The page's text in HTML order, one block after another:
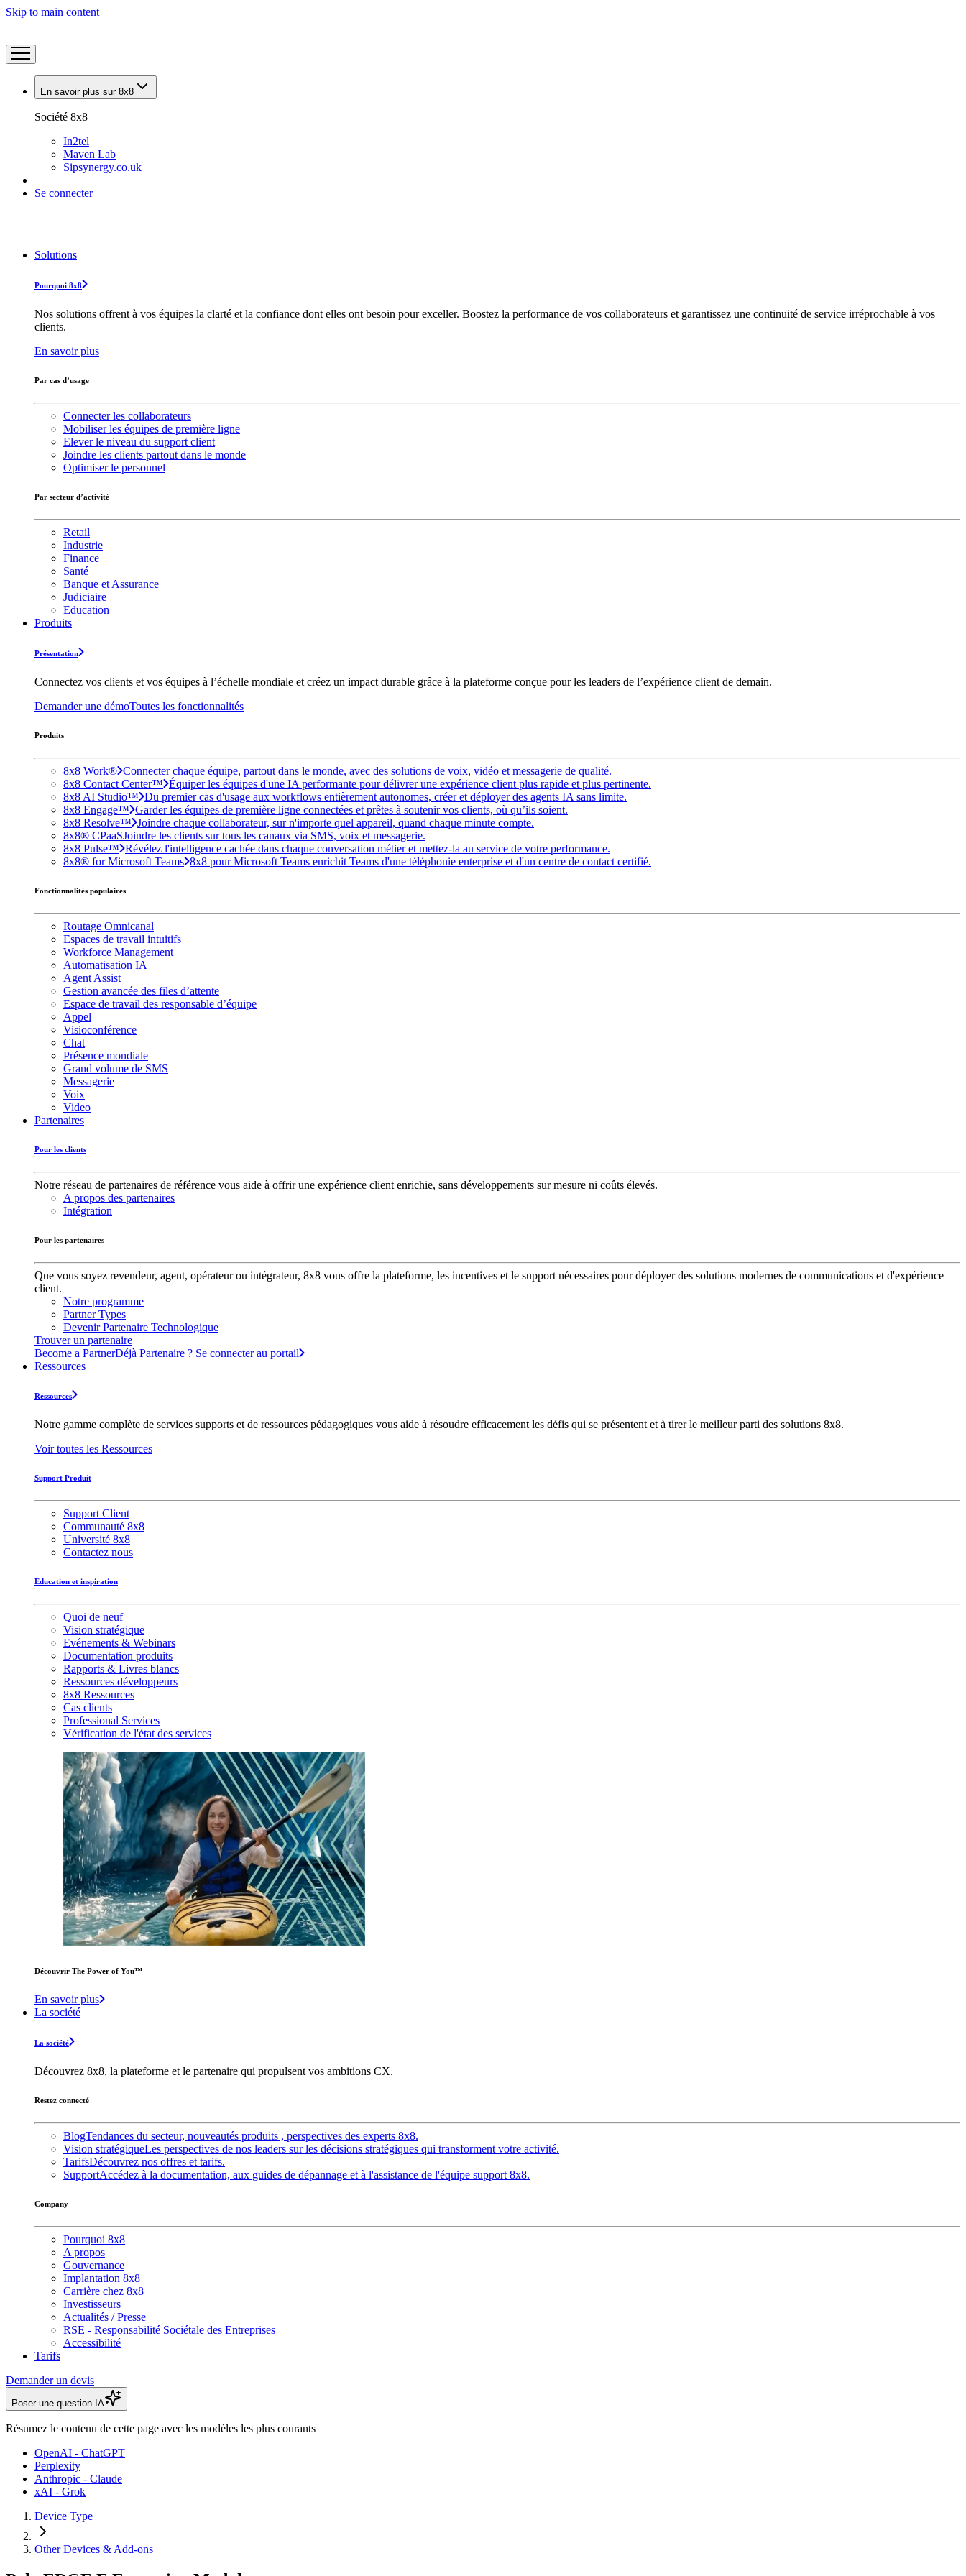
Skip to main content
En savoir plus sur 8x8
Société 8x8
In2tel
Maven Lab
Sipsynergy.co.uk
Se connecter
Solutions
Pourquoi 8x8
Nos solutions offrent à vos équipes la clarté et la confiance dont elles ont besoin pour exceller. Boostez la performance de vos collaborateurs et garantissez une continuité de service irréprochable à vos
clients.
En savoir plus
Par cas d’usage
Connecter les collaborateurs
Mobiliser les équipes de première ligne
Elever le niveau du support client
Joindre les clients partout dans le monde
Optimiser le personnel
Par secteur d’activité
Retail
Industrie
Finance
Santé
Banque et Assurance
Judiciaire
Education
Produits
Présentation
Connectez vos clients et vos équipes à l’échelle mondiale et créez un impact durable grâce à la plateforme conçue pour les leaders de l’expérience client de demain.
Demander une démoToutes les fonctionnalités
Produits
8x8 Work® Connecter chaque équipe, partout dans le monde, avec des solutions de voix, vidéo et messagerie de qualité.
8x8 Contact Center™ Équiper les équipes d'une IA performante pour délivrer une expérience client plus rapide et plus pertinente.
8x8 AI Studio™ Du premier cas d'usage aux workflows entièrement autonomes, créer et déployer des agents IA sans limite.
8x8 Engage™ Garder les équipes de première ligne connectées et prêtes à soutenir vos clients, où qu’ils soient.
8x8 Resolve™ Joindre chaque collaborateur, sur n'importe quel appareil, quand chaque minute compte.
8x8® CPaaSJoindre les clients sur tous les canaux via SMS, voix et messagerie.
8x8 Pulse™ Révélez l'intelligence cachée dans chaque conversation métier et mettez-la au service de votre performance.
8x8® for Microsoft Teams 8x8 pour Microsoft Teams enrichit Teams d'une téléphonie enterprise et d'un centre de contact certifié.
Fonctionnalités populaires
Routage Omnicanal
Espaces de travail intuitifs
Workforce Management
Automatisation IA
Agent Assist
Gestion avancée des files d’attente
Espace de travail des responsable d’équipe
Appel
Visioconférence
Chat
Présence mondiale
Grand volume de SMS
Messagerie
Voix
Video
Partenaires
Pour les clients
Notre réseau de partenaires de référence vous aide à offrir une expérience client enrichie, sans développements sur mesure ni coûts élevés.
A propos des partenaires
Intégration
Pour les partenaires
Que vous soyez revendeur, agent, opérateur ou intégrateur, 8x8 vous offre la plateforme, les incentives et le support nécessaires pour déployer des solutions modernes de communications et d'expérience
client.
Notre programme
Partner Types
Devenir Partenaire Technologique
Trouver un partenaire
Become a PartnerDéjà Partenaire ? Se connecter au portail
Ressources
Ressources
Notre gamme complète de services supports et de ressources pédagogiques vous aide à résoudre efficacement les défis qui se présentent et à tirer le meilleur parti des solutions 8x8.
Voir toutes les Ressources
Support Produit
Support Client
Communauté 8x8
Université 8x8
Contactez nous
Education et inspiration
Quoi de neuf
Vision stratégique
Evénements & Webinars
Documentation produits
Rapports & Livres blancs
Ressources développeurs
8x8 Ressources
Cas clients
Professional Services
Vérification de l'état des services
Découvrir The Power of You™️
En savoir plus
La société
La société
Découvrez 8x8, la plateforme et le partenaire qui propulsent vos ambitions CX.
Restez connecté
BlogTendances du secteur, nouveautés produits , perspectives des experts 8x8.
Vision stratégiqueLes perspectives de nos leaders sur les décisions stratégiques qui transforment votre activité.
TarifsDécouvrez nos offres et tarifs.
SupportAccédez à la documentation, aux guides de dépannage et à l'assistance de l'équipe support 8x8.
Company
Pourquoi 8x8
A propos
Gouvernance
Implantation 8x8
Carrière chez 8x8
Investisseurs
Actualités / Presse
RSE - Responsabilité Sociétale des Entreprises
Accessibilité
Tarifs
Demander un devis
Poser une question IA
Résumez le contenu de cette page avec les modèles les plus courants
OpenAI - ChatGPT
Perplexity
Anthropic - Claude
xAI - Grok
Device Type
Other Devices & Add-ons